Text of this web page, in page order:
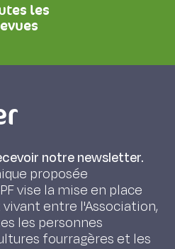
les
notre newsletter.
proposée
vise la mise en place
entre l'Association,
les personnes
fourragères et les